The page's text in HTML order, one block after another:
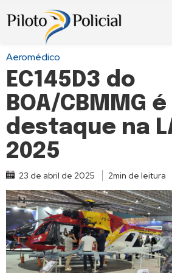
Aeromédico
EC145D3 do
BOA/CBMMG é
destaque na
2025
23 de abril de 2025 2min de leitura